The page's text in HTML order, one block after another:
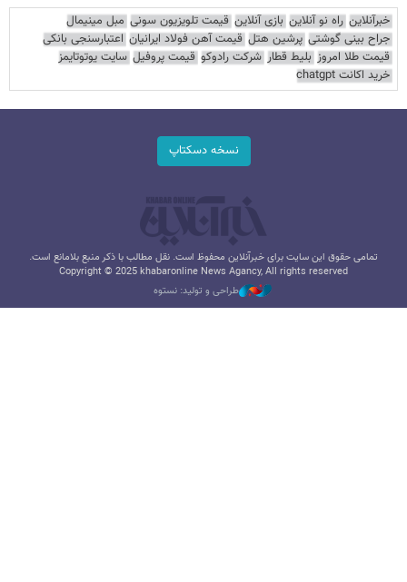
خبرآنلاین راه نو آنلاین بازی آنلاین قیمت تلویزیون سونی مبل مینیمال
جراح بینی گوشتی پرشین هتل قیمت آهن فولاد ایرانیان اعتبارسنجی بانکی
قیمت طلا امروز بلیط قطار شرکت رادوکو قیمت پروفیل سایت یوتوتایمز
خرید اکانت chatgpt
نسخه دسکتاپ
تمامی حقوق این سایت برای خبرآنلاین محفوظ است. نقل مطالب با ذکر منبع بلامانع است.
Copyright © 2025 khabaronline News Agancy, All rights reserved
طراحی و تولید: نستوه